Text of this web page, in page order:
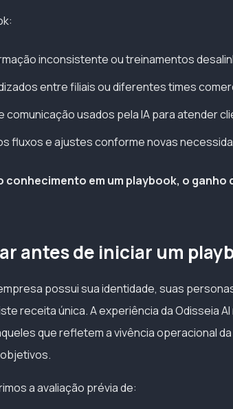
inconsistente ou treinamentos
entre filiais ou diferentes times
comunicação usados pela IA para atender
fluxos e ajustes conforme novas
em um playbook, o ganho
antes de iniciar um
possui sua identidade, suas
receita única. A experiência da Odisseia
que refletem a vivência operacional da
a avaliação prévia de: